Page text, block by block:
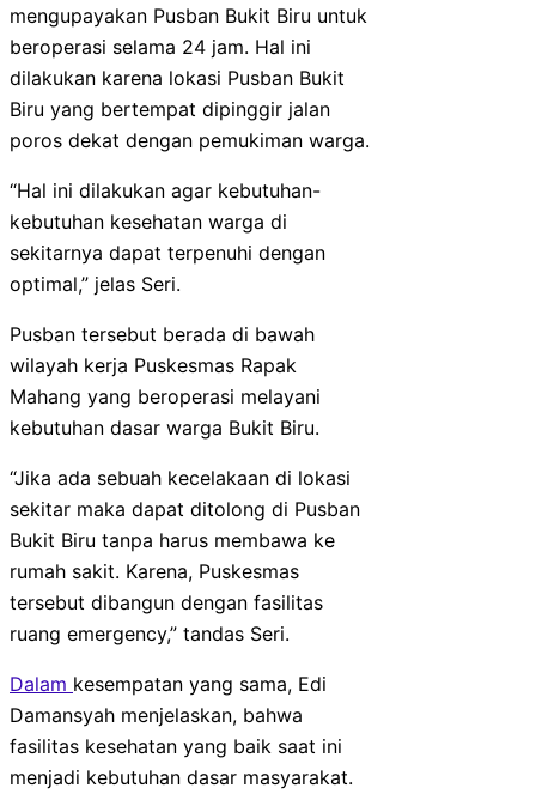
mengupayakan Pusban Bukit Biru untuk
beroperasi selama 24 jam. Hal ini
dilakukan karena lokasi Pusban Bukit
Biru yang bertempat dipinggir jalan
poros dekat dengan pemukiman warga.
“Hal ini dilakukan agar kebutuhan-
kebutuhan kesehatan warga di
sekitarnya dapat terpenuhi dengan
optimal,” jelas Seri.
Pusban tersebut berada di bawah
wilayah kerja Puskesmas Rapak
Mahang yang beroperasi melayani
kebutuhan dasar warga Bukit Biru.
“Jika ada sebuah kecelakaan di lokasi
sekitar maka dapat ditolong di Pusban
Bukit Biru tanpa harus membawa ke
rumah sakit. Karena, Puskesmas
tersebut dibangun dengan fasilitas
ruang emergency,” tandas Seri.
Dalam kesempatan yang sama, Edi
Damansyah menjelaskan, bahwa
fasilitas kesehatan yang baik saat ini
menjadi kebutuhan dasar masyarakat.